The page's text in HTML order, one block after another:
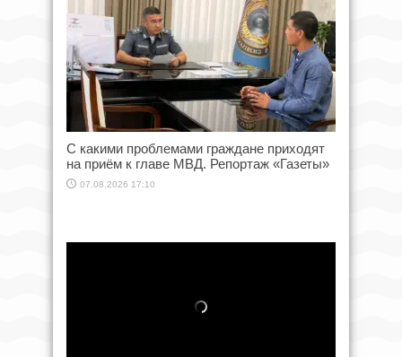
С какими проблемами граждане приходят
на приём к главе МВД. Репортаж «Газеты»
07.08.2026 17:10